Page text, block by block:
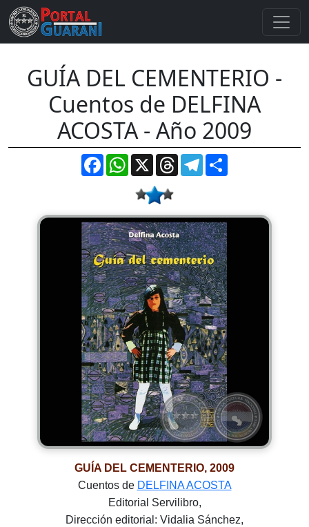
GUÍA DEL CEMENTERIO -
Cuentos de DELFINA
ACOSTA - Año 2009
FacebookWhatsApp
X ThreadsTelegram
GUÍA DEL CEMENTERIO, 2009
Cuentos de DELFINA ACOSTA
Editorial Servilibro,
Dirección editorial: Vidalia Sánchez,